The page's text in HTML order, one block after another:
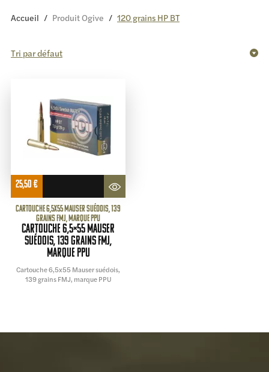
Accueil / Produit Ogive / 120 grains HP BT
25,50 €
Cartouche 6,5x55 Mauser suédois, 139
grains FMJ, marque PPU
Cartouche 6,5×55 Mauser
suédois, 139 grains FMJ,
marque PPU
Cartouche 6,5x55 Mauser suédois,
139 grains FMJ, marque PPU